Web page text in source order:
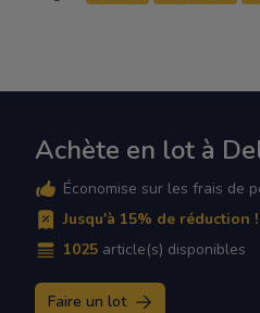
Achète en lot à
Économise sur les frais de
Jusqu'à 15% de réduction !
1025 article(s) disponibles
Faire un lot